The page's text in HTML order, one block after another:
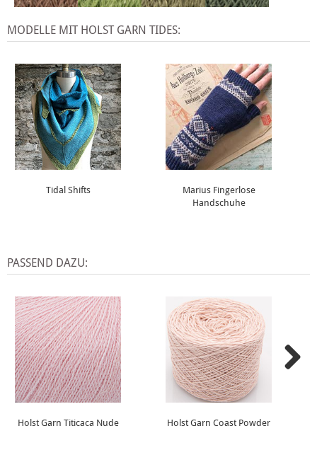
MODELLE MIT HOLST GARN TIDES:
Tidal Shifts
Marius Fingerlose
Handschuhe
PASSEND DAZU:
Holst Garn Titicaca Nude Holst Garn Coast Powder